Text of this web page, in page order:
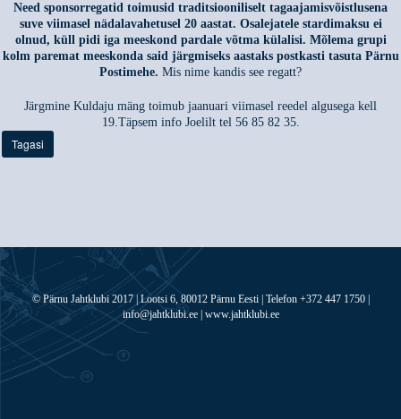
Need sponsorregatid toimusid traditsiooniliselt tagaajamisvõistlusena
suve viimasel nädalavahetusel 20 aastat. Osalejatele stardimaksu ei
olnud, küll pidi iga meeskond pardale võtma külalisi. Mõlema grupi
kolm paremat meeskonda said järgmiseks aastaks postkasti tasuta Pärnu
Postimehe. Mis nime kandis see regatt?
Järgmine Kuldaju mäng toimub jaanuari viimasel reedel algusega kell
19.Täpsem info Joelilt tel 56 85 82 35.
Tagasi
© Pärnu Jahtklubi 2017 | Lootsi 6, 80012 Pärnu Eesti | Telefon +372 447 1750 |
info@jahtklubi.ee | www.jahtklubi.ee